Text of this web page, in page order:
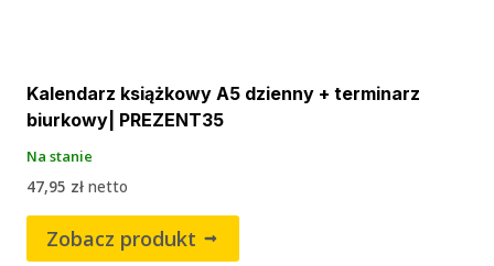
Kalendarz książkowy A5 dzienny + terminarz
biurkowy| PREZENT35
Na stanie
47,95 zł netto
Zobacz produkt